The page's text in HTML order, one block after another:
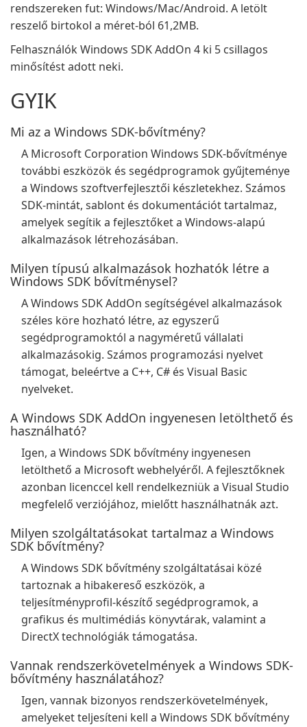
rendszereken fut: Windows/Mac/Android. A letölt
reszelő birtokol a méret-ból 61,2MB.
Felhasználók Windows SDK AddOn 4 ki 5 csillagos
minősítést adott neki.
GYIK
Mi az a Windows SDK-bővítmény?
A Microsoft Corporation Windows SDK-bővítménye
további eszközök és segédprogramok gyűjteménye
a Windows szoftverfejlesztői készletekhez. Számos
SDK-mintát, sablont és dokumentációt tartalmaz,
amelyek segítik a fejlesztőket a Windows-alapú
alkalmazások létrehozásában.
Milyen típusú alkalmazások hozhatók létre a
Windows SDK bővítménysel?
A Windows SDK AddOn segítségével alkalmazások
széles köre hozható létre, az egyszerű
segédprogramoktól a nagyméretű vállalati
alkalmazásokig. Számos programozási nyelvet
támogat, beleértve a C++, C# és Visual Basic
nyelveket.
A Windows SDK AddOn ingyenesen letölthető és
használható?
Igen, a Windows SDK bővítmény ingyenesen
letölthető a Microsoft webhelyéről. A fejlesztőknek
azonban licenccel kell rendelkezniük a Visual Studio
megfelelő verziójához, mielőtt használhatnák azt.
Milyen szolgáltatásokat tartalmaz a Windows
SDK bővítmény?
A Windows SDK bővítmény szolgáltatásai közé
tartoznak a hibakereső eszközök, a
teljesítményprofil-készítő segédprogramok, a
grafikus és multimédiás könyvtárak, valamint a
DirectX technológiák támogatása.
Vannak rendszerkövetelmények a Windows SDK-
bővítmény használatához?
Igen, vannak bizonyos rendszerkövetelmények,
amelyeket teljesíteni kell a Windows SDK bővítmény